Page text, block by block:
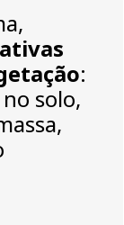
:
solo,